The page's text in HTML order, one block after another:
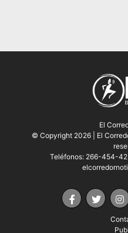
El
© Copyright 2026 | El
Teléfonos: 266-454-